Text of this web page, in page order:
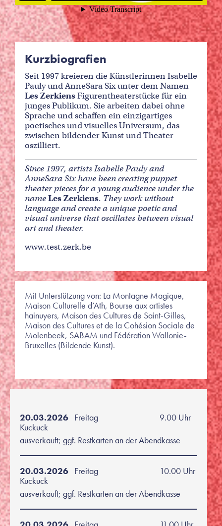
Kurzbiografien
Seit 1997 kreieren die Künstlerinnen Isabelle
Pauly und AnneSara Six unter dem Namen
Les ZerkiensFigurentheaterstücke für ein
junges Publikum. Sie arbeiten dabei ohne
Sprache und schaffen ein einzigartiges
poetisches und visuelles Universum, das
zwischen bildender Kunst und Theater
oszilliert.
Since 1997, artists Isabelle Pauly and
AnneSara Six have been creating puppet
theater pieces for a young audience under the
nameLes Zerkiens. They work without
language and create a unique poetic and
visual universe that oscillates between visual
art and theater.
www.test.zerk.be
Mit Unterstützung von: La Montagne Magique,
Maison Culturelle d’Ath, Bourse aux artistes
hainuyers, Maison des Cultures de Saint-Gilles,
Maison des Cultures et de la Cohésion Sociale de
Molenbeek, SABAM und Fédération Wallonie-
Bruxelles (Bildende Kunst).
20.03.2026 Freitag
9.00 Uhr
Kuckuck
ausverkauft; ggf. Restkarten an der Abendkasse
20.03.2026 Freitag
10.00 Uhr
Kuckuck
ausverkauft; ggf. Restkarten an der Abendkasse